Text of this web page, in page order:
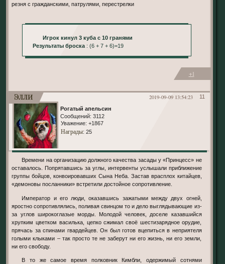
резня с гражданскими, патрулями, перестрелки
Игрок кинул 3 куба с 10 гранями
Результаты броска : (6 + 7 + 6)=19
+1
11
2019-09-09 13:54:23
Элли
Рогатый апельсин
Сообщений: 3112
Уважение: +1867
Награды: 25
Времени на организацию должного качества засады у «Принцесс» не
оставалось. Попрятавшись за углы, интервенты услышали приближение
группы бойцов, конвоировавших Сына Неба. Застав врасплох китайцев,
«демоновы посланники» встретили достойное сопротивление.
Император и его люди, оказавшись зажатыми между двух огней,
яростно сопротивлялись, поливая свинцом то и дело выглядывающие из-
за углов широкоглазые морды. Молодой человек, доселе казавшийся
хрупким цветком василька, цепко сжимал своё шестизарядное орудие,
прячась за спинами гвардейцев. Он был готов вцепиться в неприятеля
голыми клыками – так просто те не заберут ни его жизнь, ни его земли,
ни его свободу.
В то же самое время полковник Кимбли, одержимый сотнями